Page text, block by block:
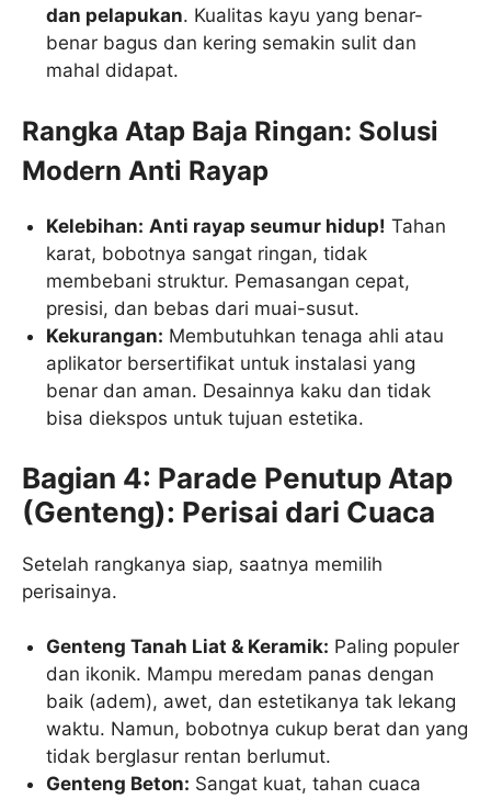
dan pelapukan. Kualitas kayu yang benar-
benar bagus dan kering semakin sulit dan
mahal didapat.
Rangka Atap Baja Ringan: Solusi
Modern Anti Rayap
Kelebihan: Anti rayap seumur hidup! Tahan
karat, bobotnya sangat ringan, tidak
membebani struktur. Pemasangan cepat,
presisi, dan bebas dari muai-susut.
Kekurangan: Membutuhkan tenaga ahli atau
aplikator bersertifikat untuk instalasi yang
benar dan aman. Desainnya kaku dan tidak
bisa diekspos untuk tujuan estetika.
Bagian 4: Parade Penutup Atap
(Genteng): Perisai dari Cuaca
Setelah rangkanya siap, saatnya memilih
perisainya.
Genteng Tanah Liat & Keramik: Paling populer
dan ikonik. Mampu meredam panas dengan
baik (adem), awet, dan estetikanya tak lekang
waktu. Namun, bobotnya cukup berat dan yang
tidak berglasur rentan berlumut.
Genteng Beton: Sangat kuat, tahan cuaca